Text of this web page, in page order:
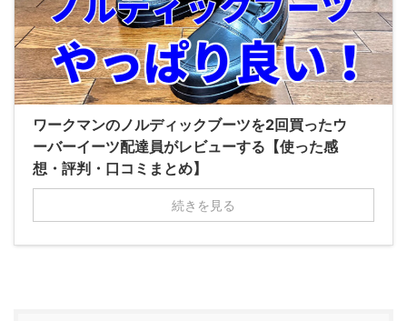
ワークマンのノルディックブーツを2回買ったウ
ーバーイーツ配達員がレビューする【使った感
想・評判・口コミまとめ】
続きを見る